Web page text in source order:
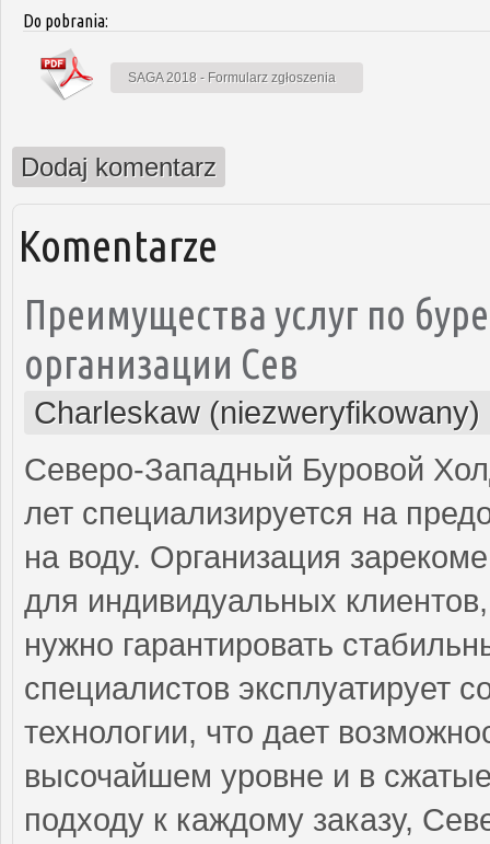
Do pobrania:
SAGA 2018 - Formularz zgłoszenia
Dodaj komentarz
Komentarze
Преимущества услуг по
организации Сев
Charleskaw (niezweryfikowany)
Северо-Западный Буровой
лет специализируется на
на воду. Организация
для индивидуальных
нужно гарантировать
специалистов эксплуатирует
технологии, что дает
высочайшем уровне и в
подходу к каждому заказу,